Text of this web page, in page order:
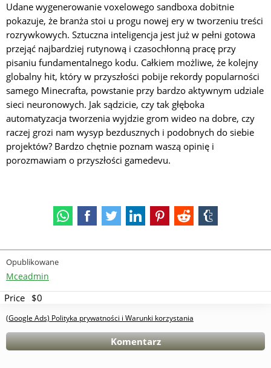
Udane wygenerowanie voxelowego sandboxa dobitnie
pokazuje, że branża stoi u progu nowej ery w tworzeniu treści
rozrywkowych. Sztuczna inteligencja jest już w pełni gotowa
przejąć najbardziej rutynową i czasochłonną pracę przy
pisaniu fundamentalnego kodu. Całkiem możliwe, że kolejny
globalny hit, który w przyszłości pobije rekordy popularności
samego Minecrafta, powstanie przy bardzo aktywnym udziale
sieci neuronowych. Jak sądzicie, czy tak głęboka
automatyzacja tworzenia wyjdzie grom wideo na dobre, czy
raczej grozi nam wysyp bezdusznych i podobnych do siebie
projektów? Bardzo chętnie poznam waszą opinię i
porozmawiam o przyszłości gamedevu.
Opublikowane
Mceadmin
Price $0
(Google Ads) Polityka prywatności i Warunki korzystania
Komentarz